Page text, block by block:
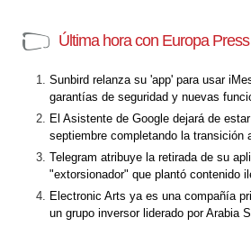
Última hora con Europa Press
Sunbird relanza su 'app' para usar
garantías de seguridad y nuevas
El Asistente de Google dejará de
septiembre completando la transición
Telegram atribuye la retirada de su
"extorsionador" que plantó contenido
Electronic Arts ya es una compañía
un grupo inversor liderado por Arabia